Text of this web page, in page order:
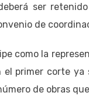
ser
de
como la
el primer corte
de obras